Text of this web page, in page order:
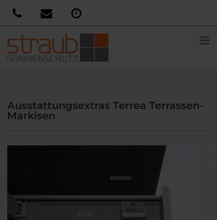
Ausstattungsextras Terrea Terrassen-
Markisen